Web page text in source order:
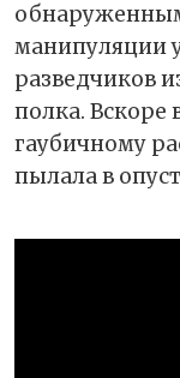
манипуляции
разведчиков
полка. Вскоре
гаубичному
пылала в